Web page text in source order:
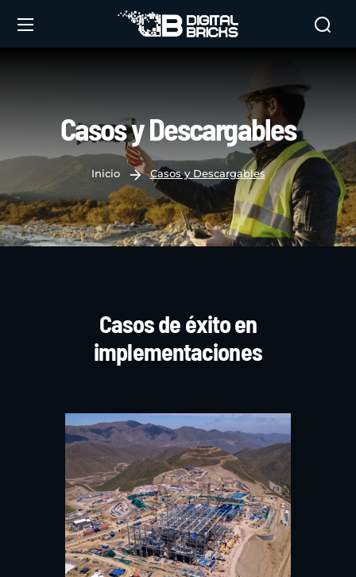
Casos y Descargables
Inicio Casos y Descargables
Casos de éxito en
implementaciones